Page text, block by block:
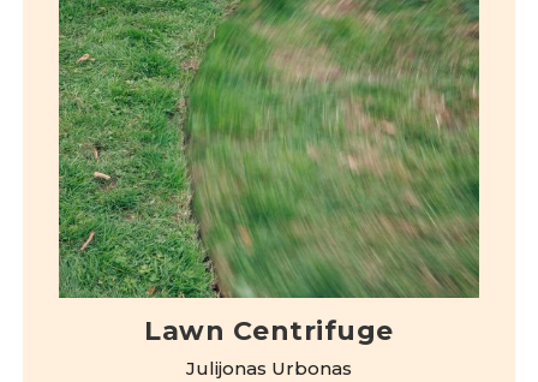
Lawn Centrifuge
Julijonas Urbonas